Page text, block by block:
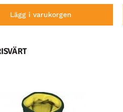
Lägg i varukorgen